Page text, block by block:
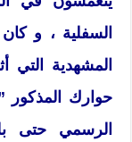
السفلية ، و
المشهدية التي
حوارك المذكور
الرسمي حتى